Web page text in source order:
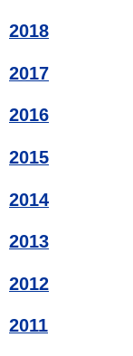
2018
2017
2016
2015
2014
2013
2012
2011